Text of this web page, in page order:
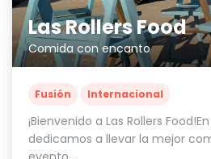
Las Rollers Food
Comida con encanto
Fusión Internacional
¡Bienvenido a Las Rollers
dedicamos a llevar la mejor